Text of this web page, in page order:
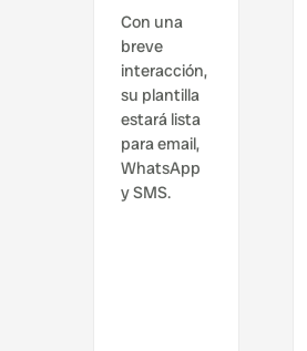
Con una
breve
interacción,
su plantilla
estará lista
para email,
WhatsApp
y SMS.